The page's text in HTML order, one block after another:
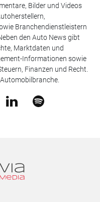
Bilder und Videos
Branchendienstleistern
den Auto News gibt
Marktdaten und
Informationen sowie
Finanzen und Recht.